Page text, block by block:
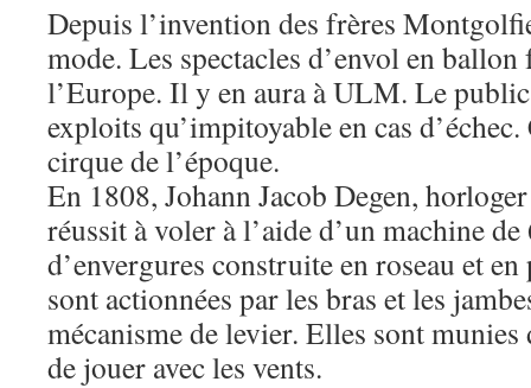
Depuis l’invention des frères
mode. Les spectacles d’envol en
l’Europe. Il y en aura à ULM. Le
exploits qu’impitoyable en cas
cirque de l’époque.
En 1808, Johann Jacob Degen,
réussit à voler à l’aide d’un machine
d’envergures construite en roseau et
sont actionnées par les bras et les
mécanisme de levier. Elles sont munies
de jouer avec les vents.